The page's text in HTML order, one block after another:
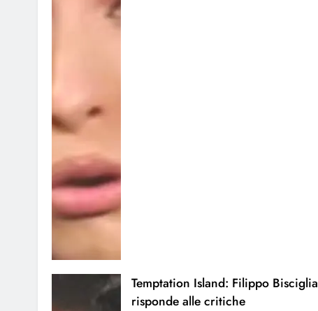
Temptation Island: Filippo Bisciglia
risponde alle critiche